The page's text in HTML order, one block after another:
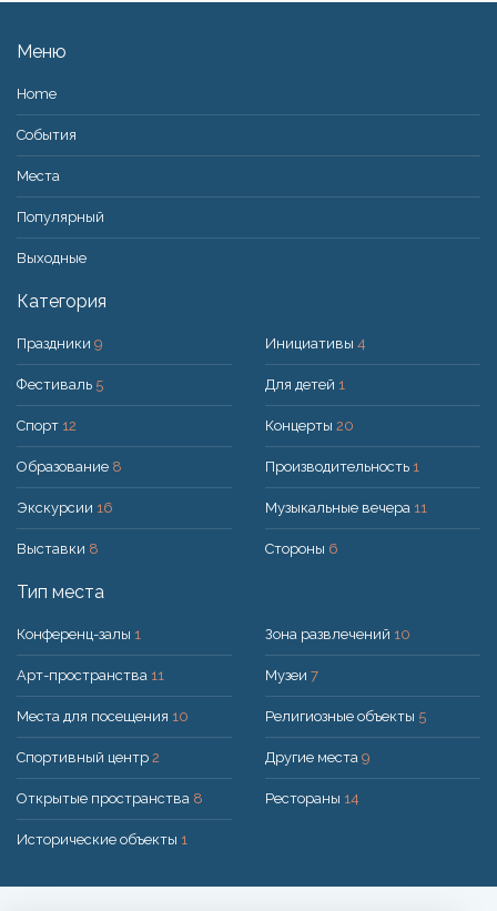
Меню
Home
События
Места
Популярный
Bыходные
Категория
Праздники 9
Фестиваль 5
Спорт 12
Образование 8
Экскурсии 16
Выставки 8
Инициативы 4
Для детей 1
Концерты 20
Производительность 1
Музыкальные вечера 11
Стороны 6
Тип места
Конференц-залы 1
Арт-пространства 11
Места для посещения 10
Спортивный центр 2
Открытые пространства 8
Исторические объекты 1
Зона развлечений 10
Музеи 7
Религиозные объекты 5
Другие места 9
Рестораны 14